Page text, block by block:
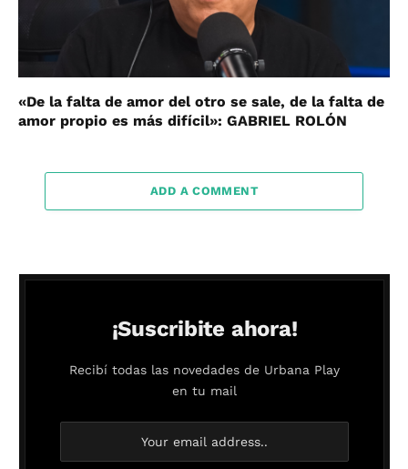
«De la falta de amor del otro se sale, de la falta de
amor propio es más difícil»: GABRIEL ROLÓN
ADD A COMMENT
¡Suscribite ahora!
Recibí todas las novedades de Urbana Play
en tu mail